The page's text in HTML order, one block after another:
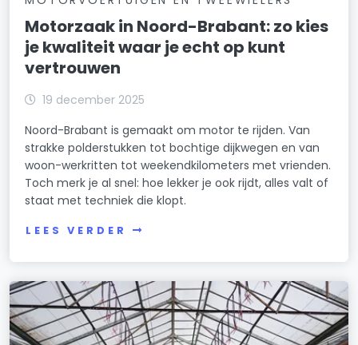
Motorzaak in Noord-Brabant: zo kies
je kwaliteit waar je echt op kunt
vertrouwen
19 december 2025
Noord-Brabant is gemaakt om motor te rijden. Van
strakke polderstukken tot bochtige dijkwegen en van
woon-werkritten tot weekendkilometers met vrienden.
Toch merk je al snel: hoe lekker je ook rijdt, alles valt of
staat met techniek die klopt.
LEES VERDER